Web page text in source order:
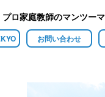
ロ家庭教師のマンツー
お問い合わせ